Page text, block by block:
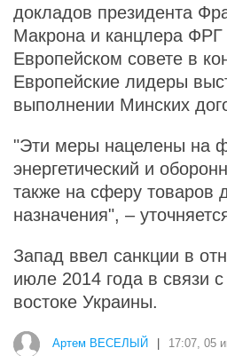
докладов президента
Макрона и канцлера
Европейском совете в
Европейские лидеры
выполнении Минских
"Эти меры нацелены на
энергетический и
также на сферу товаров
назначения", –
Запад ввел санкции в
июле 2014 года в связи
востоке Украины.
Артем ВЕСЕЛЫЙ 17:07, 05